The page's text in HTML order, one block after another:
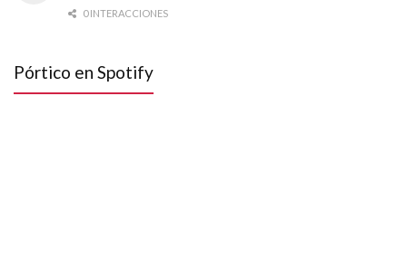
0 INTERACCIONES
Pórtico en Spotify